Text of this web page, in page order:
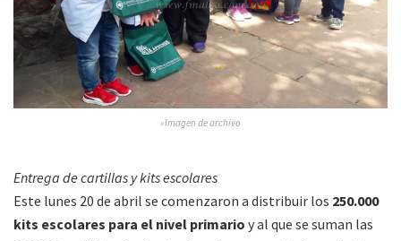
»Imagen de archivo
Entrega de cartillas y kits escolares
Este lunes 20 de abril se comenzaron a distribuir los 250.000
kits escolares para el nivel primario y al que se suman las